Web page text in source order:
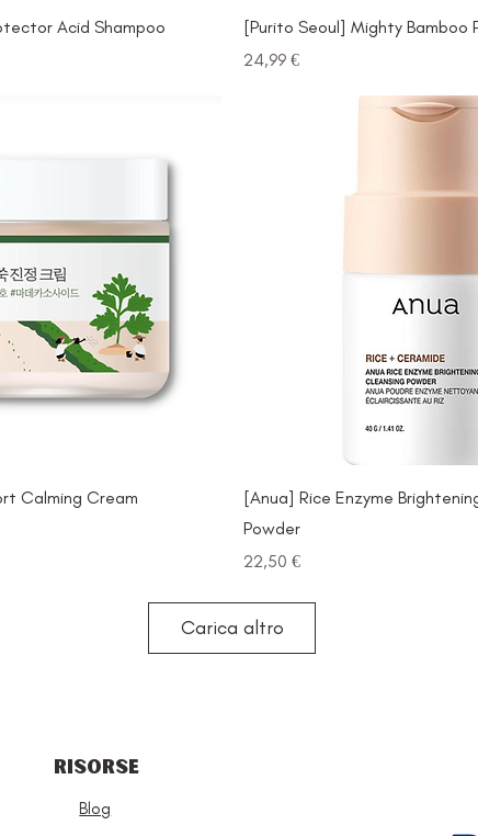
Acid Shampoo
[Purito Seoul] Mighty Bamboo
Prezzo
24,99 €
Calming Cream
[Anua] Rice Enzyme
Powder
Prezzo
22,50 €
Carica altro
RISORSE
Blog